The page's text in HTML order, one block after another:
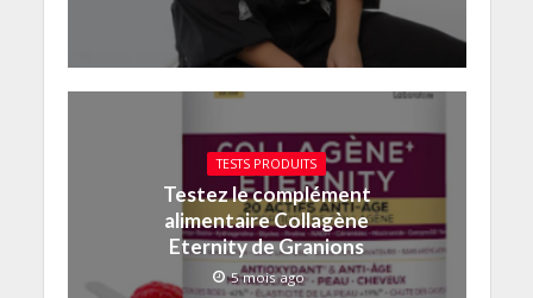
TESTS PRODUITS
Testez le complément
alimentaire Collagène
Eternity de Granions
5 mois ago